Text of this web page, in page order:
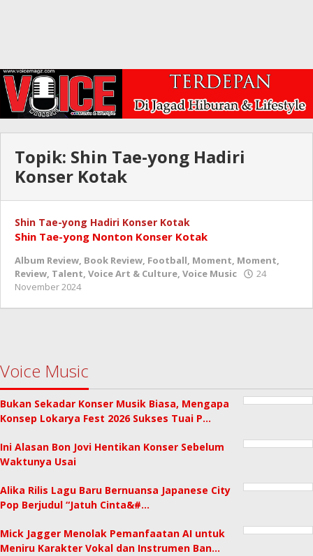
Topik: Shin Tae-yong Hadiri
Konser Kotak
Shin Tae-yong Hadiri Konser Kotak
Shin Tae-yong Nonton Konser Kotak
Album Review, Book Review, Football, Moment, Moment,
Review, Talent, Voice Art & Culture, Voice Music
24
November 2024
Voice Music
Bukan Sekadar Konser Musik Biasa, Mengapa
Konsep Lokarya Fest 2026 Sukses Tuai P…
Ini Alasan Bon Jovi Hentikan Konser Sebelum
Waktunya Usai
Alika Rilis Lagu Baru Bernuansa Japanese City
Pop Berjudul “Jatuh Cinta&#…
Mick Jagger Menolak Pemanfaatan AI untuk
Meniru Karakter Vokal dan Instrumen Ban…